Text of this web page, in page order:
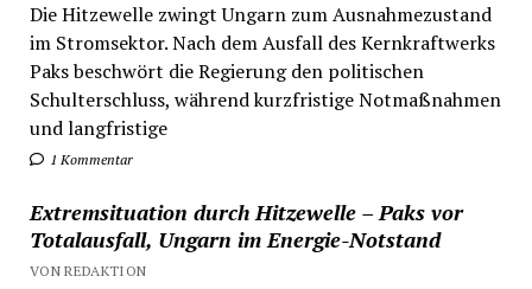
Die Hitzewelle zwingt Ungarn zum Ausnahmezustand
im Stromsektor. Nach dem Ausfall des Kernkraftwerks
Paks beschwört die Regierung den politischen
Schulterschluss, während kurzfristige Notmaßnahmen
und langfristige
1 Kommentar
Extremsituation durch Hitzewelle – Paks vor
Totalausfall, Ungarn im Energie-Notstand
VON REDAKTION